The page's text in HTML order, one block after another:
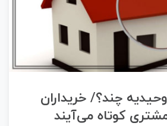
چند؟/ خریداران
کوتاه می‌آیند